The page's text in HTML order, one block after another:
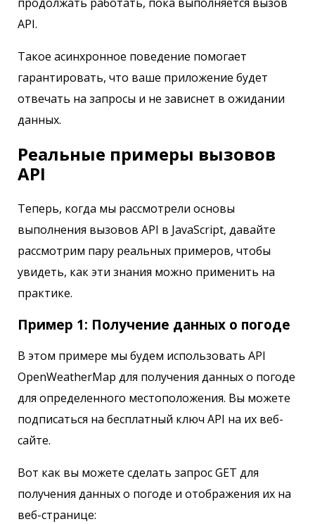
API.
Такое асинхронное поведение помогает
гарантировать, что ваше приложение будет
отвечать на запросы и не зависнет в ожидании
данных.
Реальные примеры вызовов
API
Теперь, когда мы рассмотрели основы
выполнения вызовов API в JavaScript, давайте
рассмотрим пару реальных примеров, чтобы
увидеть, как эти знания можно применить на
практике.
Пример 1: Получение данных о погоде
В этом примере мы будем использовать API
OpenWeatherMap для получения данных о погоде
для определенного местоположения. Вы можете
подписаться на бесплатный ключ API на их веб-
сайте.
Вот как вы можете сделать запрос GET для
получения данных о погоде и отображения их на
веб-странице: